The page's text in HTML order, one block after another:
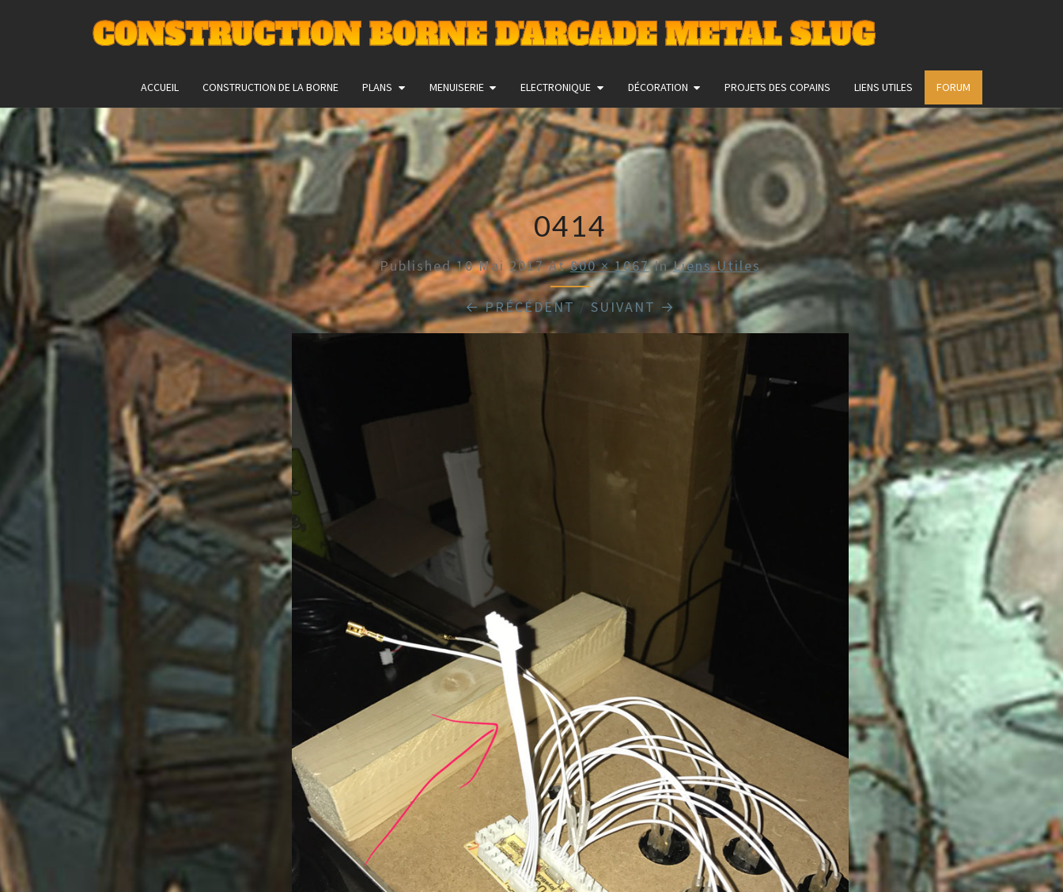
CONSTRUCTION BORNE D'ARCADE METAL SLUG
ACCUEIL CONSTRUCTION DE LA BORNE PLANS MENUISERIE ELECTRONIQUE DÉCORATION PROJETS DES COPAINS LIENS UTILES FORUM
0414
Published10 Mai 2017At800 × 1067InLiens Utiles
← PRÉCÉDENT / SUIVANT →